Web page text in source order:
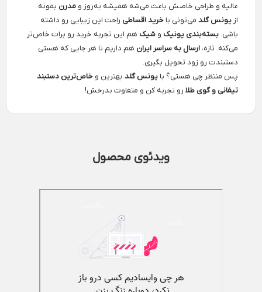
عالیه و طراحی خاصش باعث می‌شه همیشه به‌روز و مدرن بمونه.
از یونس گلد می‌تونی با خرید اقساطی راحت این زیبایی رو داشته
باشی. بسته‌بندی یونیک و شیک هم این تجربه خرید رو برات خاص‌تر
می‌کنه. تازه، ارسال به سراسر ایران هم داریم تا هر جایی که هستی
دستبندت رو زود تحویل بگیری.
پس منتظر چی هستی؟ با یونس گلد بهترین و خاص‌ترین دستبند
تیفانی و گوی طلا رو تجربه کن و متفاوت بدرخش!
ویدئوی محصول